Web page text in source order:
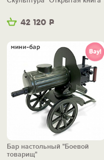
42 120 Р
Бар настольный "Боевой
товарищ"